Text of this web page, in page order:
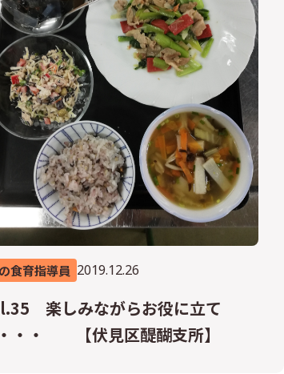
食育指導員 2019.12.26
楽しみながらお役に立て
・・ 【伏見区醍醐支所】